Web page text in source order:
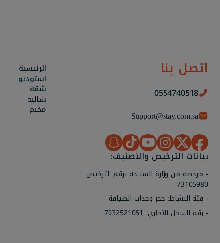
اتصل بنا
0554740518
Support@stay.com.sa
الرئيسية
استوديو
شقة
شاليه
مخيم
بيانات الترخيص والتصنيف:
- مرخصة من وزارة السياحة برقم الترخيص:
73105980
- فئة النشاط: حجز وحدات الضيافة
- رقم السجل التجاري: 7032521051